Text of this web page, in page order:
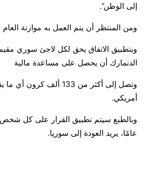
إلى الوطن”.
ومن المنتظر أن يتم العمل به موازنة العام
وبتطبيق الاتفاق يحق لكل لاجئ سوري
الدنمارك أن يحصل على مساعدة مالية
أمريكي.
عامًا، يريد العودة إلى سوريا.